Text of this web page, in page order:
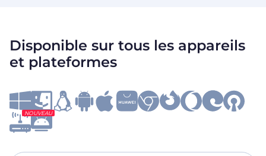
Disponible sur tous les appareils
et plateformes
NOUVEAU